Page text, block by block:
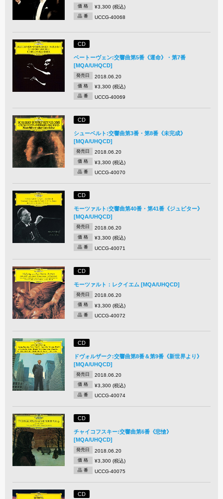
価 格 ¥3,300 (税込)
品 番 UCCG-40068
CD
ベートーヴェン:交響曲第5番《運命》・第7番
[MQA/UHQCD]
発売日 2018.06.20
価 格 ¥3,300 (税込)
品 番 UCCG-40069
CD
シューベルト:交響曲第3番・第8番《未完成》
[MQA/UHQCD]
発売日 2018.06.20
価 格 ¥3,300 (税込)
品 番 UCCG-40070
CD
モーツァルト:交響曲第40番・第41番《ジュピター》
[MQA/UHQCD]
発売日 2018.06.20
価 格 ¥3,300 (税込)
品 番 UCCG-40071
CD
モーツァルト：レクイエム [MQA/UHQCD]
発売日 2018.06.20
価 格 ¥3,300 (税込)
品 番 UCCG-40072
CD
ドヴォルザーク:交響曲第8番＆第9番《新世界より》
[MQA/UHQCD]
発売日 2018.06.20
価 格 ¥3,300 (税込)
品 番 UCCG-40074
CD
チャイコフスキー:交響曲第6番《悲愴》
[MQA/UHQCD]
発売日 2018.06.20
価 格 ¥3,300 (税込)
品 番 UCCG-40075
CD